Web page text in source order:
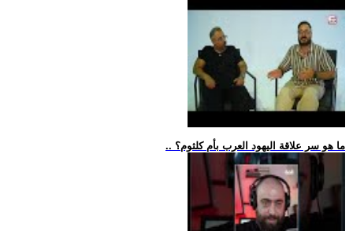
.. ما هو سر علاقة اليهود العرب بأم كلثوم؟